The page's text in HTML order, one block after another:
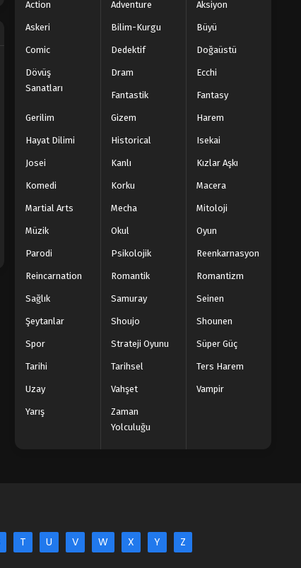
Action Adventure Aksiyon
Askeri Bilim-Kurgu Büyü
Comic Dedektif Doğaüstü
Dövüş
Sanatları
Dram Ecchi
Fantastik Fantasy
Gerilim Gizem Harem
Hayat Dilimi Historical Isekai
Josei Kanlı Kızlar Aşkı
Komedi Korku Macera
Martial Arts Mecha Mitoloji
Müzik Okul Oyun
Parodi Psikolojik Reenkarnasyon
Reincarnation Romantik Romantizm
Sağlık Samuray Seinen
Şeytanlar Shoujo Shounen
Spor Strateji Oyunu Süper Güç
Tarihi Tarihsel Ters Harem
Uzay Vahşet Vampir
Yarış
Zaman
Yolculuğu
T U V W X Y Z